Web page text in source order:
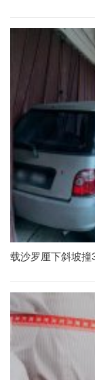
载沙罗厘下斜坡撞